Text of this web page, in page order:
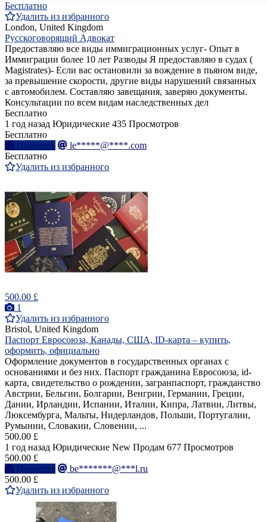
Бесплатно
Удалить из избранного
London, United Kingdom
Русскоговорящий Адвокат
Предоставляю все виды иммиграционных услуг- Опыт в
Иммиграции более 10 лет Разводы Я предоставляю в судах (
Magistrates)- Если вас остановили за вождение в пьяном виде,
за превышение скорости, другие виды нарушений связанных
с автомобилем. Составляю завещания, заверяю документы.
Консультации по всем видам наследственных дел
Бесплатно
1 год назад Юридические 435 Просмотров
Бесплатно
Написать
le*****@****.com
Бесплатно
Удалить из избранного
500.00 £
1
Удалить из избранного
Bristol, United Kingdom
Паспорт Евросоюза, Канады, США, ID-карта – купить,
оформить, официально
Оформление документов в государственных органах с
основаниями и без них. Паспорт гражданина Евросоюза, id-
карта, свидетельство о рождении, загранпаспорт, гражданство
Австрии, Бельгии, Болгарии, Венгрии, Германии, Греции,
Дании, Ирландии, Испании, Италии, Кипра, Латвии, Литвы,
Люксембурга, Мальты, Нидерландов, Польши, Португалии,
Румынии, Словакии, Словении, ...
500.00 £
1 год назад Юридические New Продам 677 Просмотров
500.00 £
Написать
be*******@***l.ru
500.00 £
Удалить из избранного